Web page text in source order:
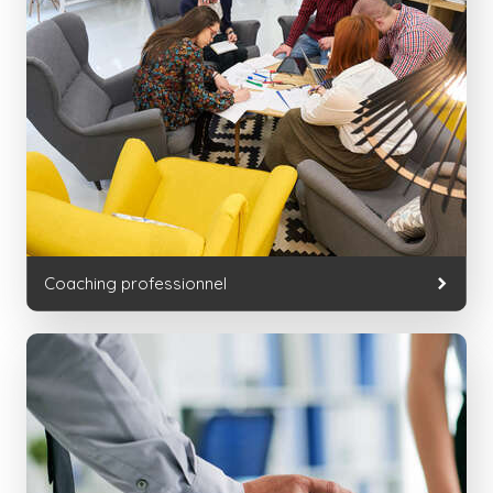
Coaching professionnel